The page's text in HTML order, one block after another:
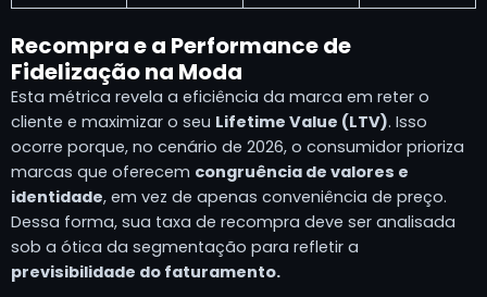
Recompra e a Performance de
Fidelização na Moda
Esta métrica revela a eficiência da marca em reter o
cliente e maximizar o seu Lifetime Value (LTV). Isso
ocorre porque, no cenário de 2026, o consumidor prioriza
marcas que oferecem congruência de valores e
identidade, em vez de apenas conveniência de preço.
Dessa forma, sua taxa de recompra deve ser analisada
sob a ótica da segmentação para refletir a
previsibilidade do faturamento.